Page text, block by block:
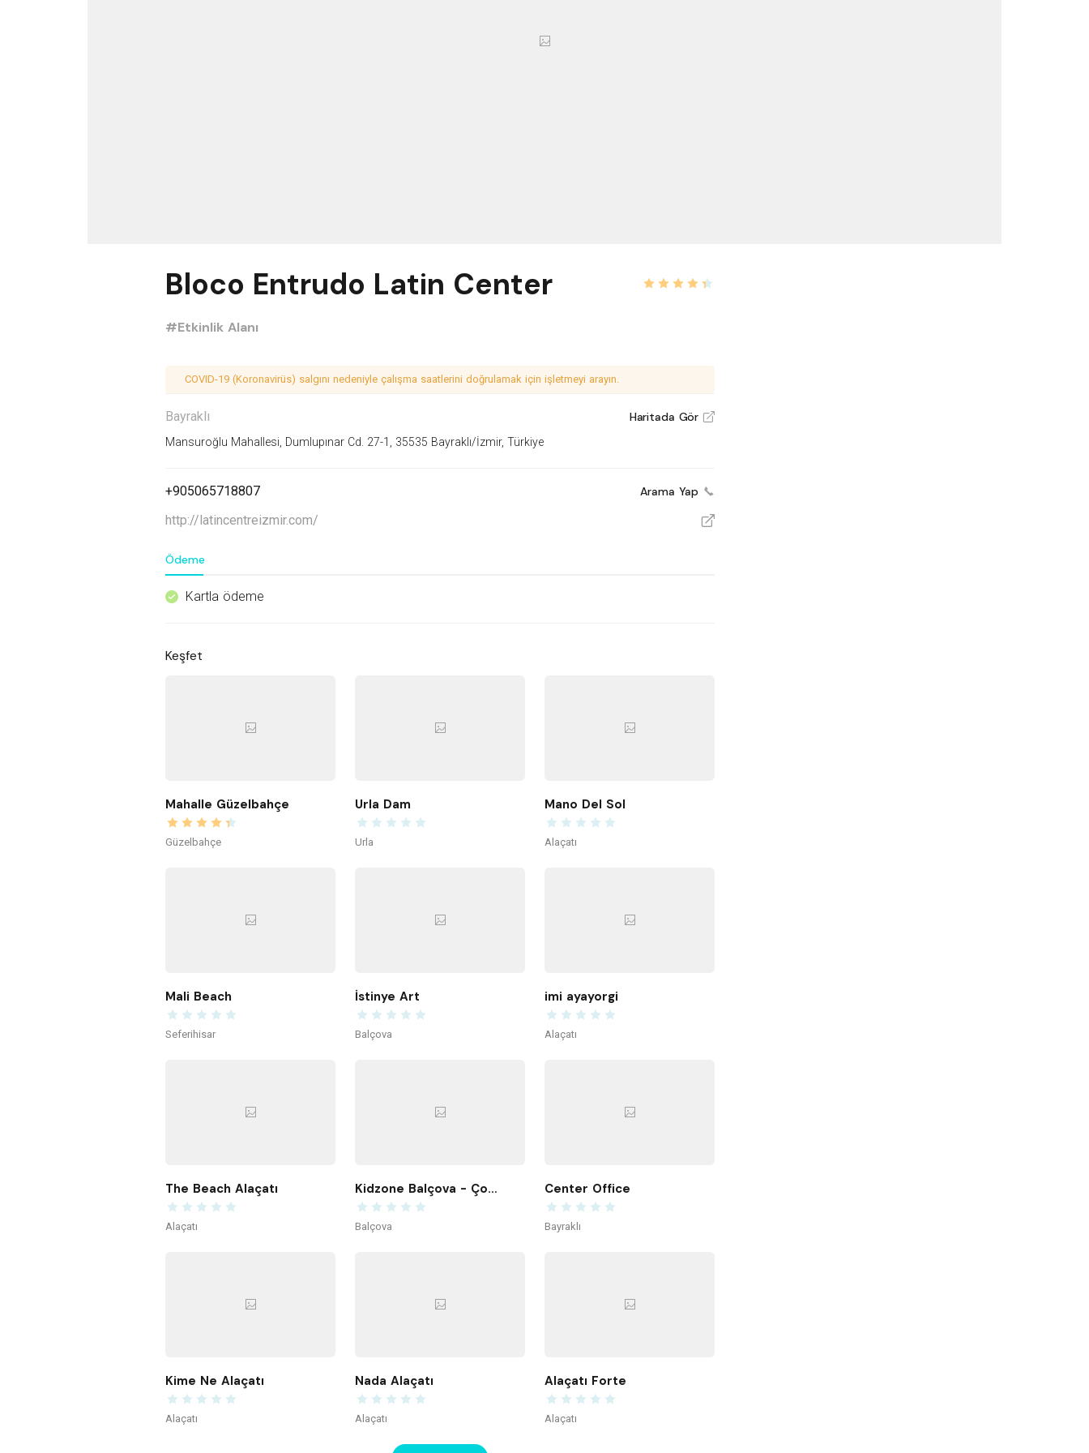
Bloco Entrudo Latin Center
#Etkinlik Alanı
COVID-19 (Koronavirüs) salgını nedeniyle çalışma saatlerini doğrulamak için işletmeyi arayın.
Bayraklı Haritada Gör V
Mansuroğlu Mahallesi, Dumlupınar Cd. 27-1, 35535 Bayraklı/İzmir, Türkiye
+905065718807 Arama Yap
http://latincentreizmir.com/ V
Ödeme
^ Kartla ödeme
Keşfet
Mahalle Güzelbahçe
Güzelbahçe
Urla Dam
Urla
Mano Del Sol
Alaçatı
Mali Beach
Seferihisar
İstinye Art
Balçova
imi ayayorgi
Alaçatı
The Beach Alaçatı
Alaçatı
Kidzone Balçova - Çocuk Gelişim ve Aktivite Merkezi
Balçova
Center Office
Bayraklı
Kime Ne Alaçatı
Alaçatı
Nada Alaçatı
Alaçatı
Alaçatı Forte
Alaçatı